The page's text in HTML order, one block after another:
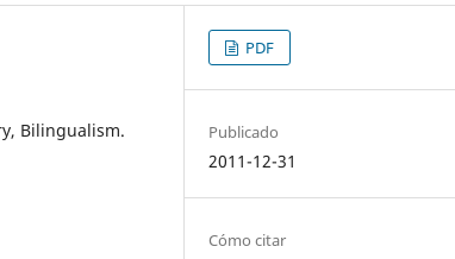
Bilingualism.
PDF
Publicado
2011-12-31
Cómo citar